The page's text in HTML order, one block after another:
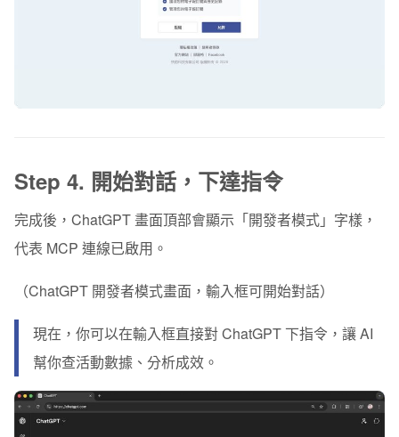
Step 4. 開始對話，下達指令
完成後，ChatGPT 畫面頂部會顯示「開發者模式」字樣，
代表 MCP 連線已啟用。
（ChatGPT 開發者模式畫面，輸入框可開始對話）
現在，你可以在輸入框直接對 ChatGPT 下指令，讓 AI
幫你查活動數據、分析成效。